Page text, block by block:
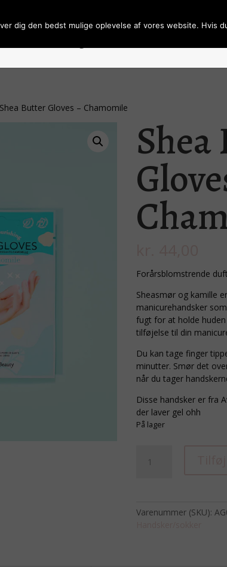
Butter Gloves – Chamomile
Forårsblomstrende
Sheasmør og kamille
manicurehandsker
fugt for at holde
tilføjelse til din
Du kan tage finger
minutter. Smør det
når du tager
Disse handsker er fra
der laver gel ohh
På lager
Butter
antal
Varenummer (SKU):
dig den bedst mulige oplevelse af vores website.